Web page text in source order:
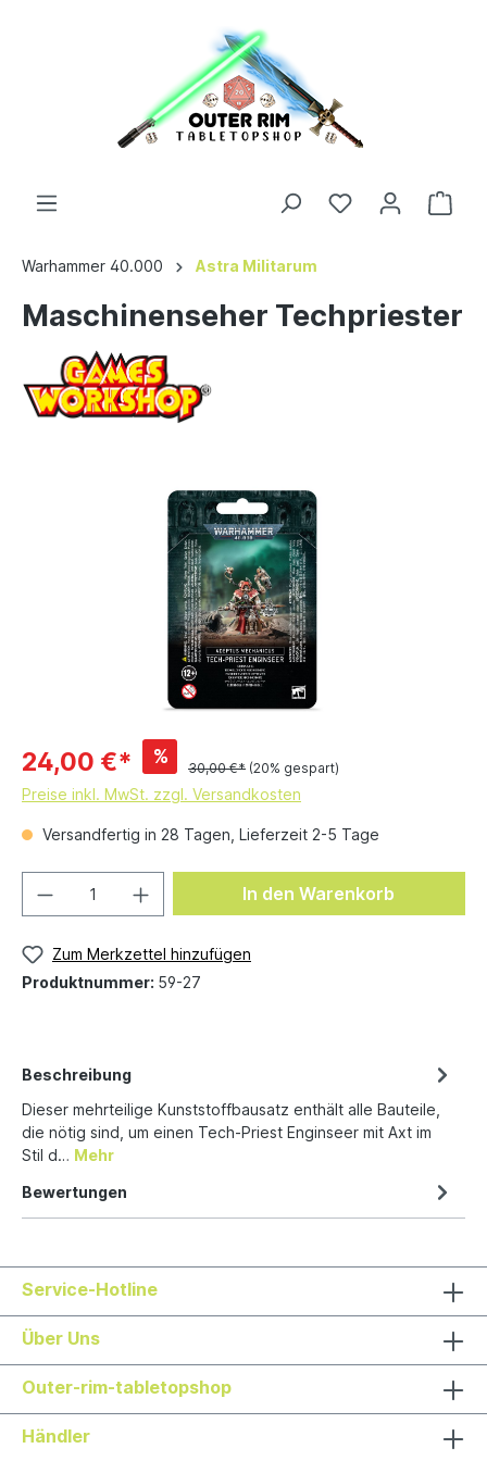
Warhammer 40.000 Astra Militarum
Maschinenseher Techpriester
24,00 €* %
30,00 €* (20% gespart)
Preise inkl. MwSt. zzgl. Versandkosten
Versandfertig in 28 Tagen, Lieferzeit 2-5 Tage
In den Warenkorb
Zum Merkzettel hinzufügen
Produktnummer: 59-27
Beschreibung
Dieser mehrteilige Kunststoffbausatz enthält alle Bauteile,
die nötig sind, um einen Tech-Priest Enginseer mit Axt im
Stil d… Mehr
Bewertungen
Service-Hotline
Über Uns
Outer-rim-tabletopshop
Händler